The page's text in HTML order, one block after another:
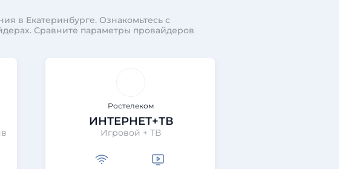
в Екатеринбурге. Ознакомьтесь с
Сравните параметры провайдеров
Ростелеком
ИНТЕРНЕТ+ТВ
Игровой + ТВ